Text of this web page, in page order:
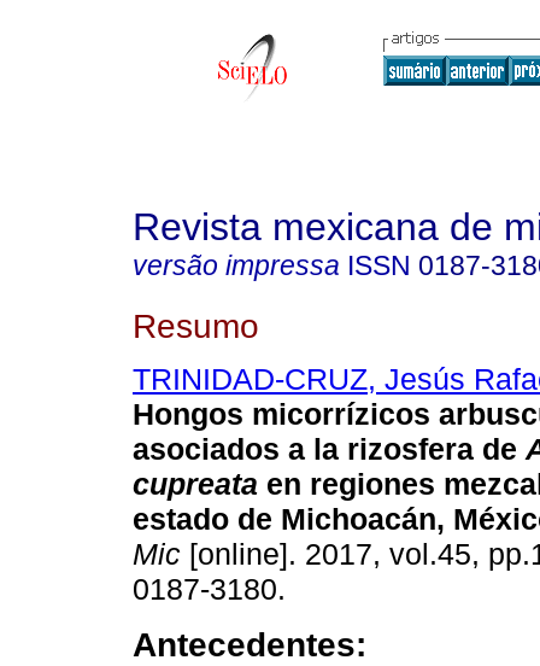
Revista mexicana de
versão impressa ISSN 0187-
Resumo
TRINIDAD-CRUZ, Jesús
Hongos micorrízicos
asociados a la rizosfera de
cupreata en regiones
estado de Michoacán,
Mic [online]. 2017, vol.45,
0187-3180.
Antecedentes: